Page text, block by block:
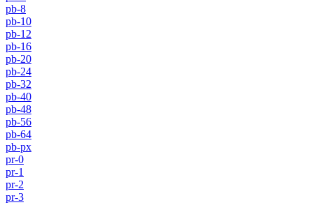
pb-8
pb-10
pb-12
pb-16
pb-20
pb-24
pb-32
pb-40
pb-48
pb-56
pb-64
pb-px
pr-0
pr-1
pr-2
pr-3